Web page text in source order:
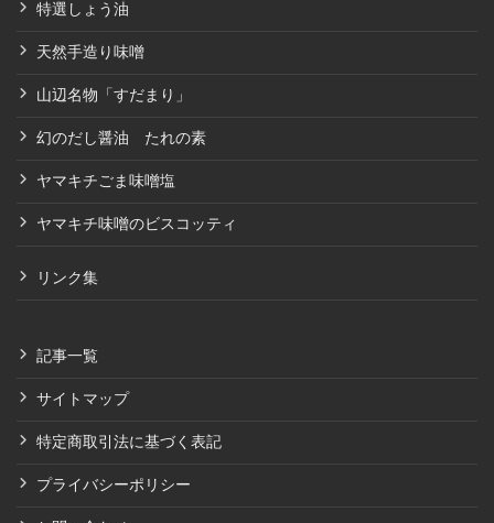
特選しょう油
天然手造り味噌
山辺名物「すだまり」
幻のだし醤油 たれの素
ヤマキチごま味噌塩
ヤマキチ味噌のビスコッティ
リンク集
記事一覧
サイトマップ
特定商取引法に基づく表記
プライバシーポリシー